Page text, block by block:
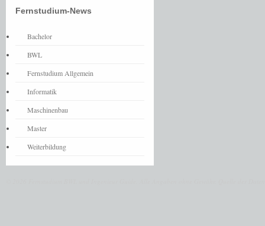
Fernstudium-News
Bachelor
BWL
Fernstudium Allgemein
Informatik
Maschinenbau
Master
Weiterbildung